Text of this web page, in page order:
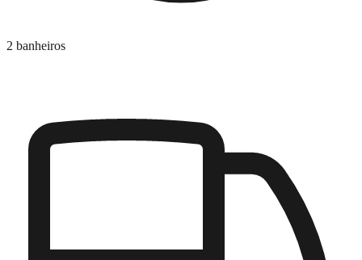
2 banheiros